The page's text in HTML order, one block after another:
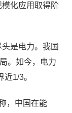
化应用取得阶
是电力。我国
。如今，电力
1/3。
，中国在能